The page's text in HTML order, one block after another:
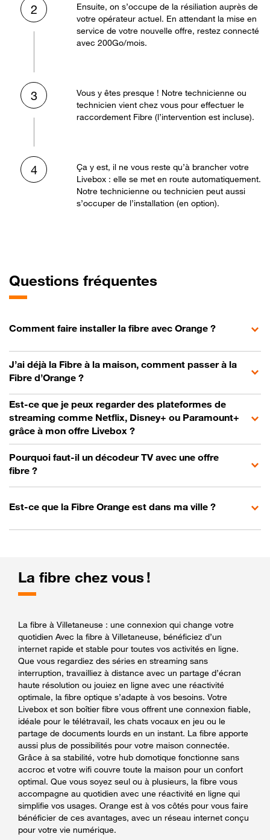
2
Ensuite, on s’occupe de la résiliation auprès de
votre opérateur actuel. En attendant la mise en
service de votre nouvelle offre, restez connecté
avec 200Go/mois.
3
Vous y êtes presque ! Notre technicienne ou
technicien vient chez vous pour effectuer le
raccordement Fibre (l’intervention est incluse).
4
Ça y est, il ne vous reste qu’à brancher votre
Livebox : elle se met en route automatiquement.
Notre technicienne ou technicien peut aussi
s’occuper de l’installation (en option).
Questions fréquentes
Comment faire installer la fibre avec Orange ?
J’ai déjà la Fibre à la maison, comment passer à la
Fibre d’Orange ?
Est-ce que je peux regarder des plateformes de
streaming comme Netflix, Disney+ ou Paramount+
grâce à mon offre Livebox ?
Pourquoi faut-il un décodeur TV avec une offre
fibre ?
Est-ce que la Fibre Orange est dans ma ville ?
La fibre chez vous !
La fibre à Villetaneuse : une connexion qui change votre
quotidien Avec la fibre à Villetaneuse, bénéficiez d’un
internet rapide et stable pour toutes vos activités en ligne.
Que vous regardiez des séries en streaming sans
interruption, travailliez à distance avec un partage d’écran
haute résolution ou jouiez en ligne avec une réactivité
optimale, la fibre optique s’adapte à vos besoins. Votre
Livebox et son boîtier fibre vous offrent une connexion fiable,
idéale pour le télétravail, les chats vocaux en jeu ou le
partage de documents lourds en un instant. La fibre apporte
aussi plus de possibilités pour votre maison connectée.
Grâce à sa stabilité, votre hub domotique fonctionne sans
accroc et votre wifi couvre toute la maison pour un confort
optimal. Que vous soyez seul ou à plusieurs, la fibre vous
accompagne au quotidien avec une réactivité en ligne qui
simplifie vos usages. Orange est à vos côtés pour vous faire
bénéficier de ces avantages, avec un réseau internet conçu
pour votre vie numérique.